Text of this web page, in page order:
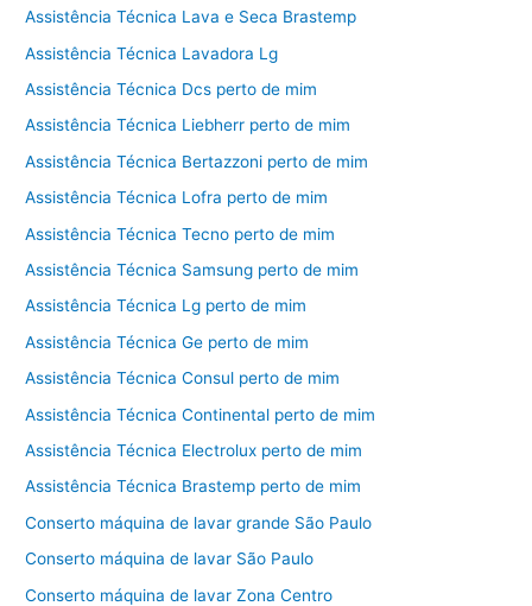
Assistência Técnica Lava e Seca Brastemp
Assistência Técnica Lavadora Lg
Assistência Técnica Dcs perto de mim
Assistência Técnica Liebherr perto de mim
Assistência Técnica Bertazzoni perto de mim
Assistência Técnica Lofra perto de mim
Assistência Técnica Tecno perto de mim
Assistência Técnica Samsung perto de mim
Assistência Técnica Lg perto de mim
Assistência Técnica Ge perto de mim
Assistência Técnica Consul perto de mim
Assistência Técnica Continental perto de mim
Assistência Técnica Electrolux perto de mim
Assistência Técnica Brastemp perto de mim
Conserto máquina de lavar grande São Paulo
Conserto máquina de lavar São Paulo
Conserto máquina de lavar Zona Centro